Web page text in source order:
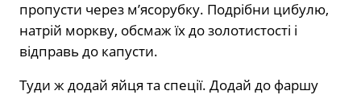
пропусти через м’ясорубку. Подрібни цибулю,
натрій моркву, обсмаж їх до золотистості і
відправь до капусти.
Туди ж додай яйця та спеції. Додай до фаршу